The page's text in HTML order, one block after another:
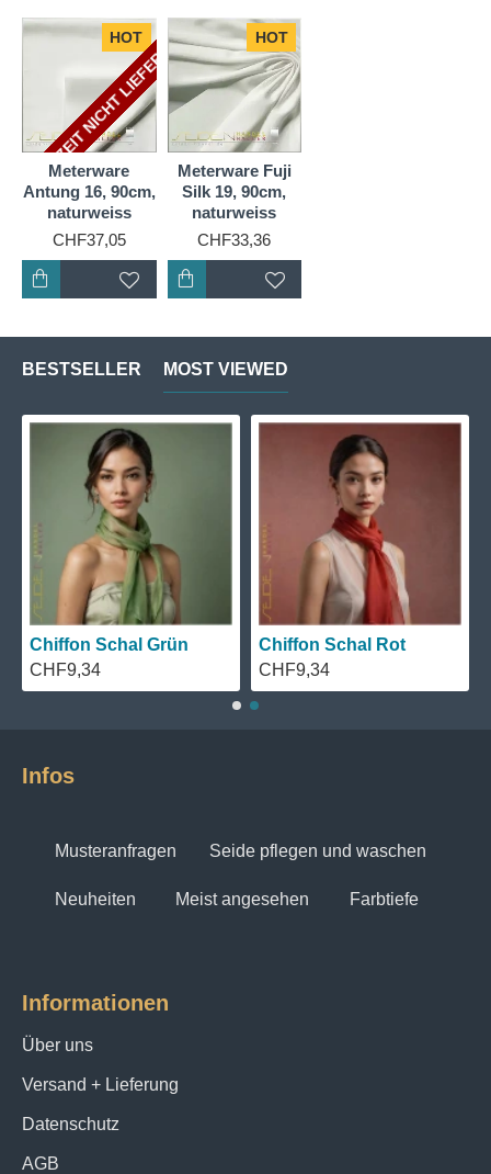
HOT
DERZEIT NICHT LIEFERBAR
Meterware
Antung 16, 90cm,
naturweiss
CHF37,05
HOT
Meterware Fuji
Silk 19, 90cm,
naturweiss
CHF33,36
BESTSELLER MOST VIEWED
Chiffon Schal Grün
CHF9,34
Chiffon Schal Rot
CHF9,34
Infos
Musteranfragen Seide pflegen und waschen
Neuheiten Meist angesehen Farbtiefe
Informationen
Über uns
Versand + Lieferung
Datenschutz
AGB